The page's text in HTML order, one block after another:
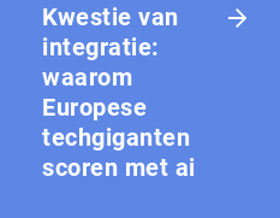
Kwestie van
integratie:
waarom
Europese
techgiganten
scoren met ai